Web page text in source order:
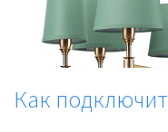
Как